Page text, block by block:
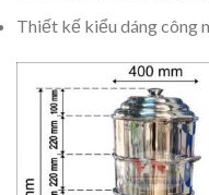
Thiết kế kiểu dáng công